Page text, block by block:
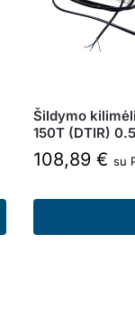
Šildymo
150T (DTIR)
108,89 € su